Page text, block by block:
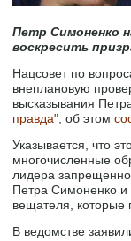
Петр Симоненко
воскресить
Нацсовет по
внеплановую
высказывания
правда", об этом
Указывается, что
многочисленные
лидера
Петра Симоненко и
вещателя, которые
В ведомстве